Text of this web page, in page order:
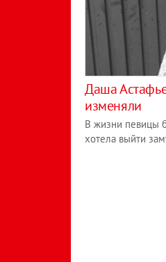
Даша
изменяли
В жизни певицы
хотела выйти